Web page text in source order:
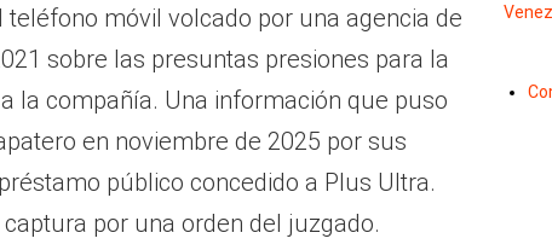
móvil volcado por una agencia de
sobre las presuntas presiones para la
la compañía. Una información que puso
en noviembre de 2025 por sus
público concedido a Plus Ultra.
por una orden del juzgado.